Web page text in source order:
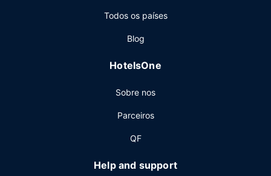
restaurante que inclui ainda um bar/lounge. Se preferir
vista de olhos pela ementa do serviço de quarto (a horas
durante a semana entre as 6:30 e as 10:00 e aos fins de
As principais comodidades incluem um business center,
Planeia um evento em Kansas City? Este hotel dispõe de
uma zona para conferências e de 4 salas de reuniões, com
Todos os países
Blog
HotelsOne
Sobre nos
Parceiros
QF
Help and support